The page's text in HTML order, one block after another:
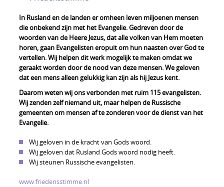
In Rusland en de landen er omheen leven miljoenen mensen
die onbekend zijn met het Evangelie. Gedreven door de
woorden van de Heere Jezus, dat alle volken van Hem moeten
horen, gaan Evangelisten eropuit om hun naasten over God te
vertellen. Wij helpen dit werk mogelijk te maken omdat we
geraakt worden door de nood van deze mensen. We geloven
dat een mens alleen gelukkig kan zijn als hij Jezus kent.
Daarom weten wij ons verbonden met ruim 115 evangelisten.
Wij zenden zelf niemand uit, maar helpen de Russische
gemeenten om mensen af te zonderen voor de dienst van het
Evangelie.
Wij geloven in de kracht van Gods woord.
Wij geloven dat Rusland Gods woord nodig heeft.
Wij steunen Russische evangelisten.
www.friedensstimme.nl